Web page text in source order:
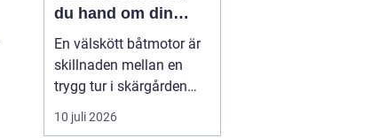
du hand om din
båtmotor på rätt sätt
En välskött båtmotor är
skillnaden mellan en
trygg tur i skärgården
och en sommar fylld av
ofrivilliga stopp. Många
10 juli 2026